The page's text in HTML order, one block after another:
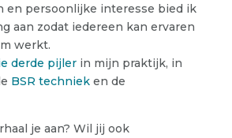
en persoonlijke interesse bied ik
aan zodat iedereen kan ervaren
werkt.
derde pijler in mijn praktijk, in
BSR techniek en de
je aan? Wil jij ook